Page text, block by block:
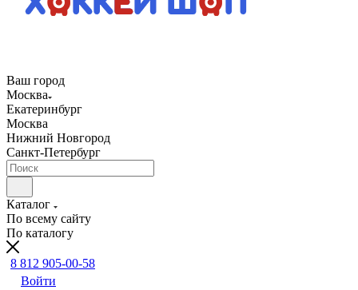
Ваш город
Москва
Екатеринбург
Москва
Нижний Новгород
Санкт-Петербург
Каталог
По всему сайту
По каталогу
8 812 905-00-58
Войти